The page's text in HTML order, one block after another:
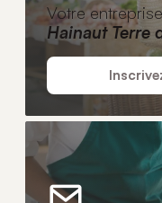
Votre
Hainaut Terre